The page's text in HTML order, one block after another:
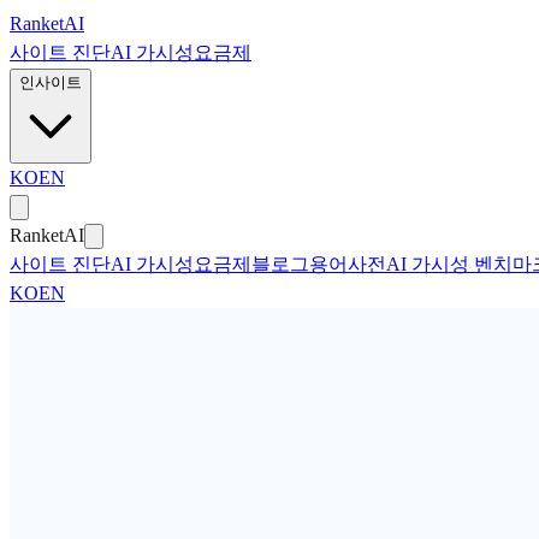
본문으로 건너뛰기
RanketAI
사이트 진단AI 가시성 요금제
인사이트
KOEN
RanketAI
사이트 진단AI 가시성 요금제 블로그용어사전 AI 가시성 벤치마
KOEN